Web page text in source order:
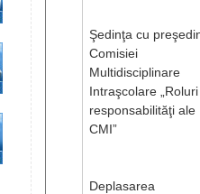
Şedinţa cu
Comisiei
Multidisciplinare
Intraşcolare
responsabilităţi ale
CMI”
Deplasarea